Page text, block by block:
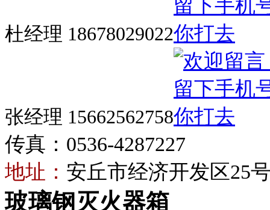
杜经理 18678029022
张经理 15662562758
传真：0536-4287227
地址： 安丘市经济开发区25
玻璃钢灭火器箱